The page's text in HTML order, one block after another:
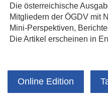
Die österreichische
Mitgliedern der ÖGDV mit
Mini-Perspektiven,
Die Artikel erscheinen in
Online Edition